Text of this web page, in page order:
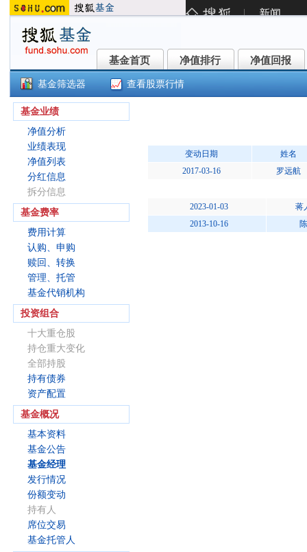
基金首页
基金首页 净值排行
净值排行 净值回报
净值回报
基金筛选器 查看股票行情
基金业绩
净值分析
业绩表现
净值列表
分红信息
拆分信息
基金费率
费用计算
认购、申购
赎回、转换
管理、托管
基金代销机构
投资组合
十大重仓股
持仓重大变化
全部持股
持有债券
资产配置
基金概况
基本资料
基金公告
基金经理
发行情况
份额变动
持有人
席位交易
基金托管人
变动日期
姓名
2017-03-16
罗远航
2023-01-03
蒋
2013-10-16